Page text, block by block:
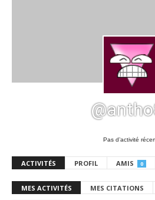
Pas d’activité
ACTIVITÉS PROFIL AMIS 0
MES ACTIVITÉS MES CITATIONS